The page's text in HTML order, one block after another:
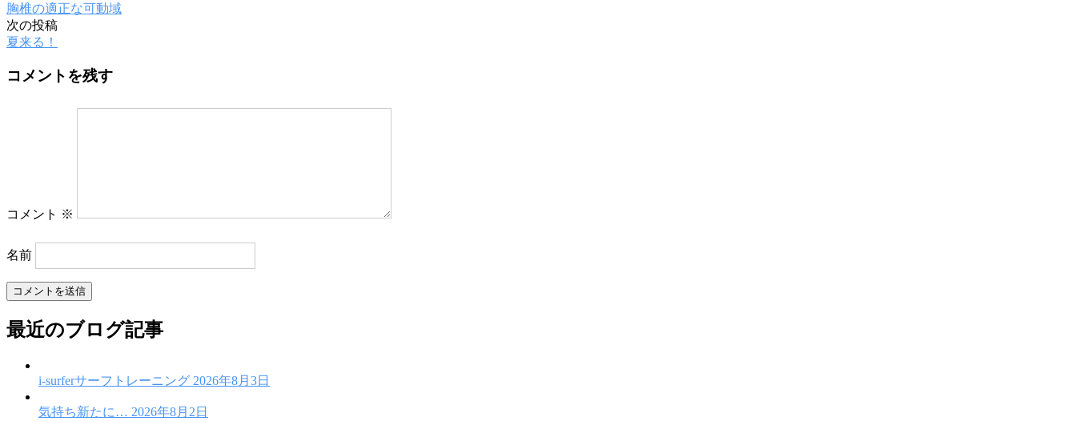
胸椎の適正な可動域
次の投稿
夏来る！
コメントを残す
コメント ※
名前
最近のブログ記事
i-surferサーフトレーニング 2026年8月3日
気持ち新たに… 2026年8月2日